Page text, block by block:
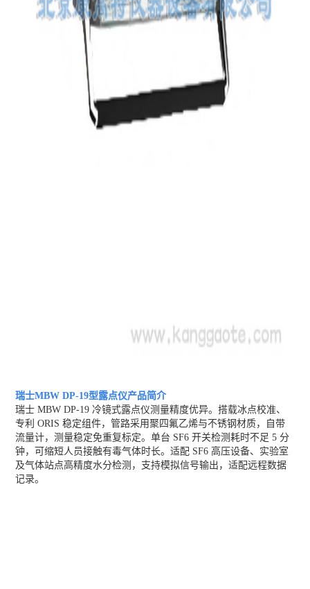
瑞士MBW DP-19型露点仪产品简介
瑞士 MBW DP-19 冷镜式露点仪测量精度优异。搭载冰点校准、
专利 ORIS 稳定组件，管路采用聚四氟乙烯与不锈钢材质，自带
流量计，测量稳定免重复标定。单台 SF6 开关检测耗时不足 5 分
钟，可缩短人员接触有毒气体时长。适配 SF6 高压设备、实验室
及气体站点高精度水分检测，支持模拟信号输出，适配远程数据
记录。